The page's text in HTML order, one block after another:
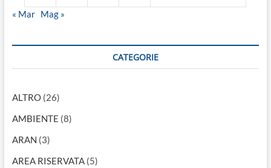
« Mar Mag »
CATEGORIE
ALTRO(26)
AMBIENTE (8)
ARAN (3)
AREA RISERVATA(5)